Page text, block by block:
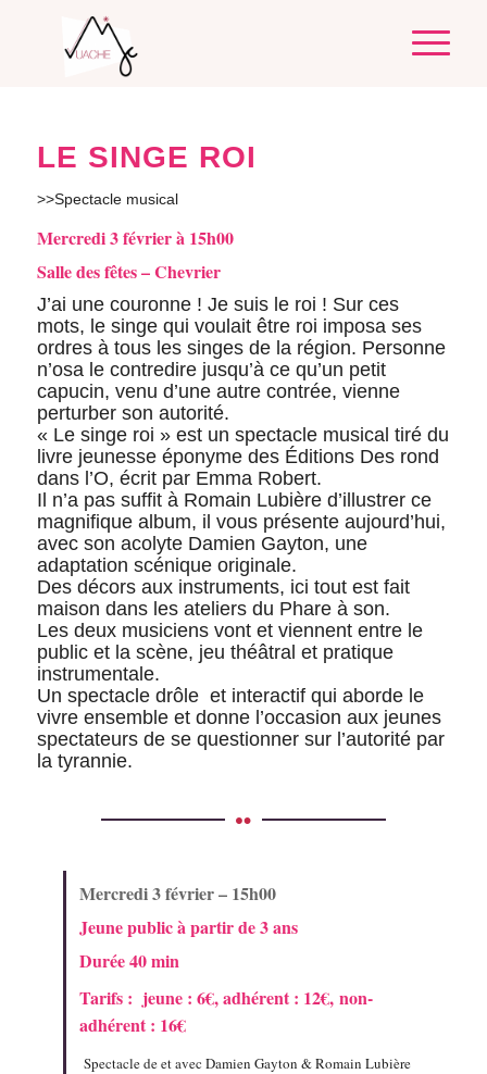
LE SINGE ROI
>>Spectacle musical
Mercredi 3 février à 15h00
Salle des fêtes – Chevrier
J’ai une couronne ! Je suis le roi ! Sur ces
mots, le singe qui voulait être roi imposa ses
ordres à tous les singes de la région. Personne
n’osa le contredire jusqu’à ce qu’un petit
capucin, venu d’une autre contrée, vienne
perturber son autorité.
« Le singe roi » est un spectacle musical tiré du
livre jeunesse éponyme des Éditions Des rond
dans l’O, écrit par Emma Robert.
Il n’a pas suffit à Romain Lubière d’illustrer ce
magnifique album, il vous présente aujourd’hui,
avec son acolyte Damien Gayton, une
adaptation scénique originale.
Des décors aux instruments, ici tout est fait
maison dans les ateliers du Phare à son.
Les deux musiciens vont et viennent entre le
public et la scène, jeu théâtral et pratique
instrumentale.
Un spectacle drôle et interactif qui aborde le
vivre ensemble et donne l’occasion aux jeunes
spectateurs de se questionner sur l’autorité par
la tyrannie.
Mercredi 3 février – 15h00
Jeune public à partir de 3 ans
Durée 40 min
Tarifs : jeune : 6€,adhérent : 12€,non-
adhérent : 16€
Spectacle de et avec Damien Gayton & Romain Lubière